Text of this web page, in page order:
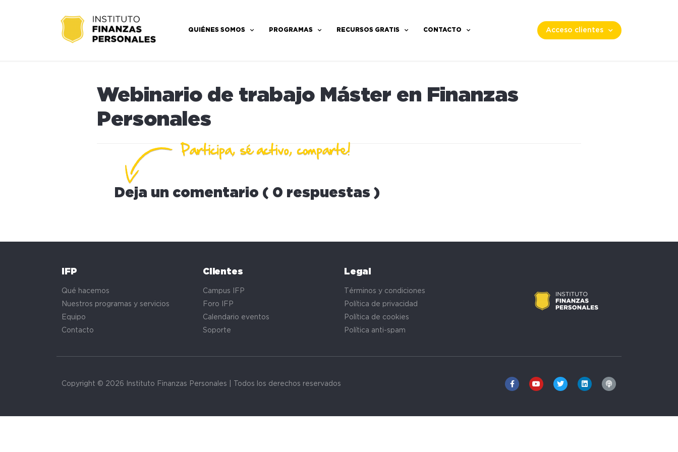
QUIÉNES SOMOS PROGRAMAS RECURSOS GRATIS CONTACTO Acceso clientes
Webinario de trabajo Máster en Finanzas
Personales
Deja un comentario ( 0 respuestas )
IFP
Qué hacemos
Nuestros programas y servicios
Equipo
Contacto
Clientes
Campus IFP
Foro IFP
Calendario eventos
Soporte
Legal
Términos y condiciones
Política de privacidad
Política de cookies
Política anti-spam
Copyright © 2026 Instituto Finanzas Personales | Todos los derechos reservados